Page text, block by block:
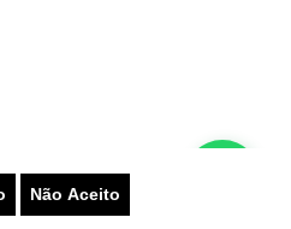
Não Aceito
ATENDIMENTO
AUTORIZAÇÕES